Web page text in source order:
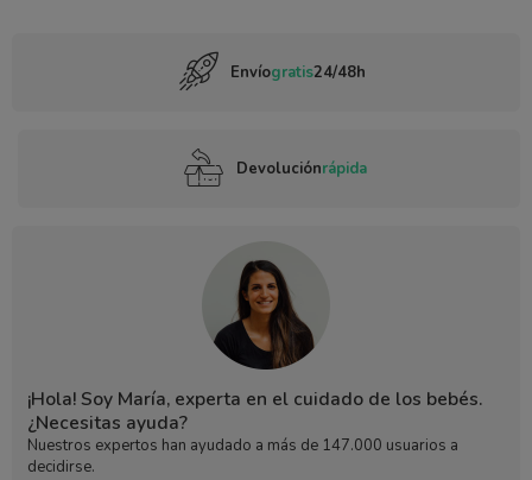
Envíogratis24/48h
Devoluciónrápida
¡Hola! Soy María, experta en el cuidado de los bebés.
¿Necesitas ayuda?
Nuestros expertos han ayudado a más de 147.000 usuarios a
decidirse.